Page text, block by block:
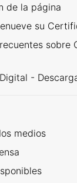
de la página
su
sobre
-
medios